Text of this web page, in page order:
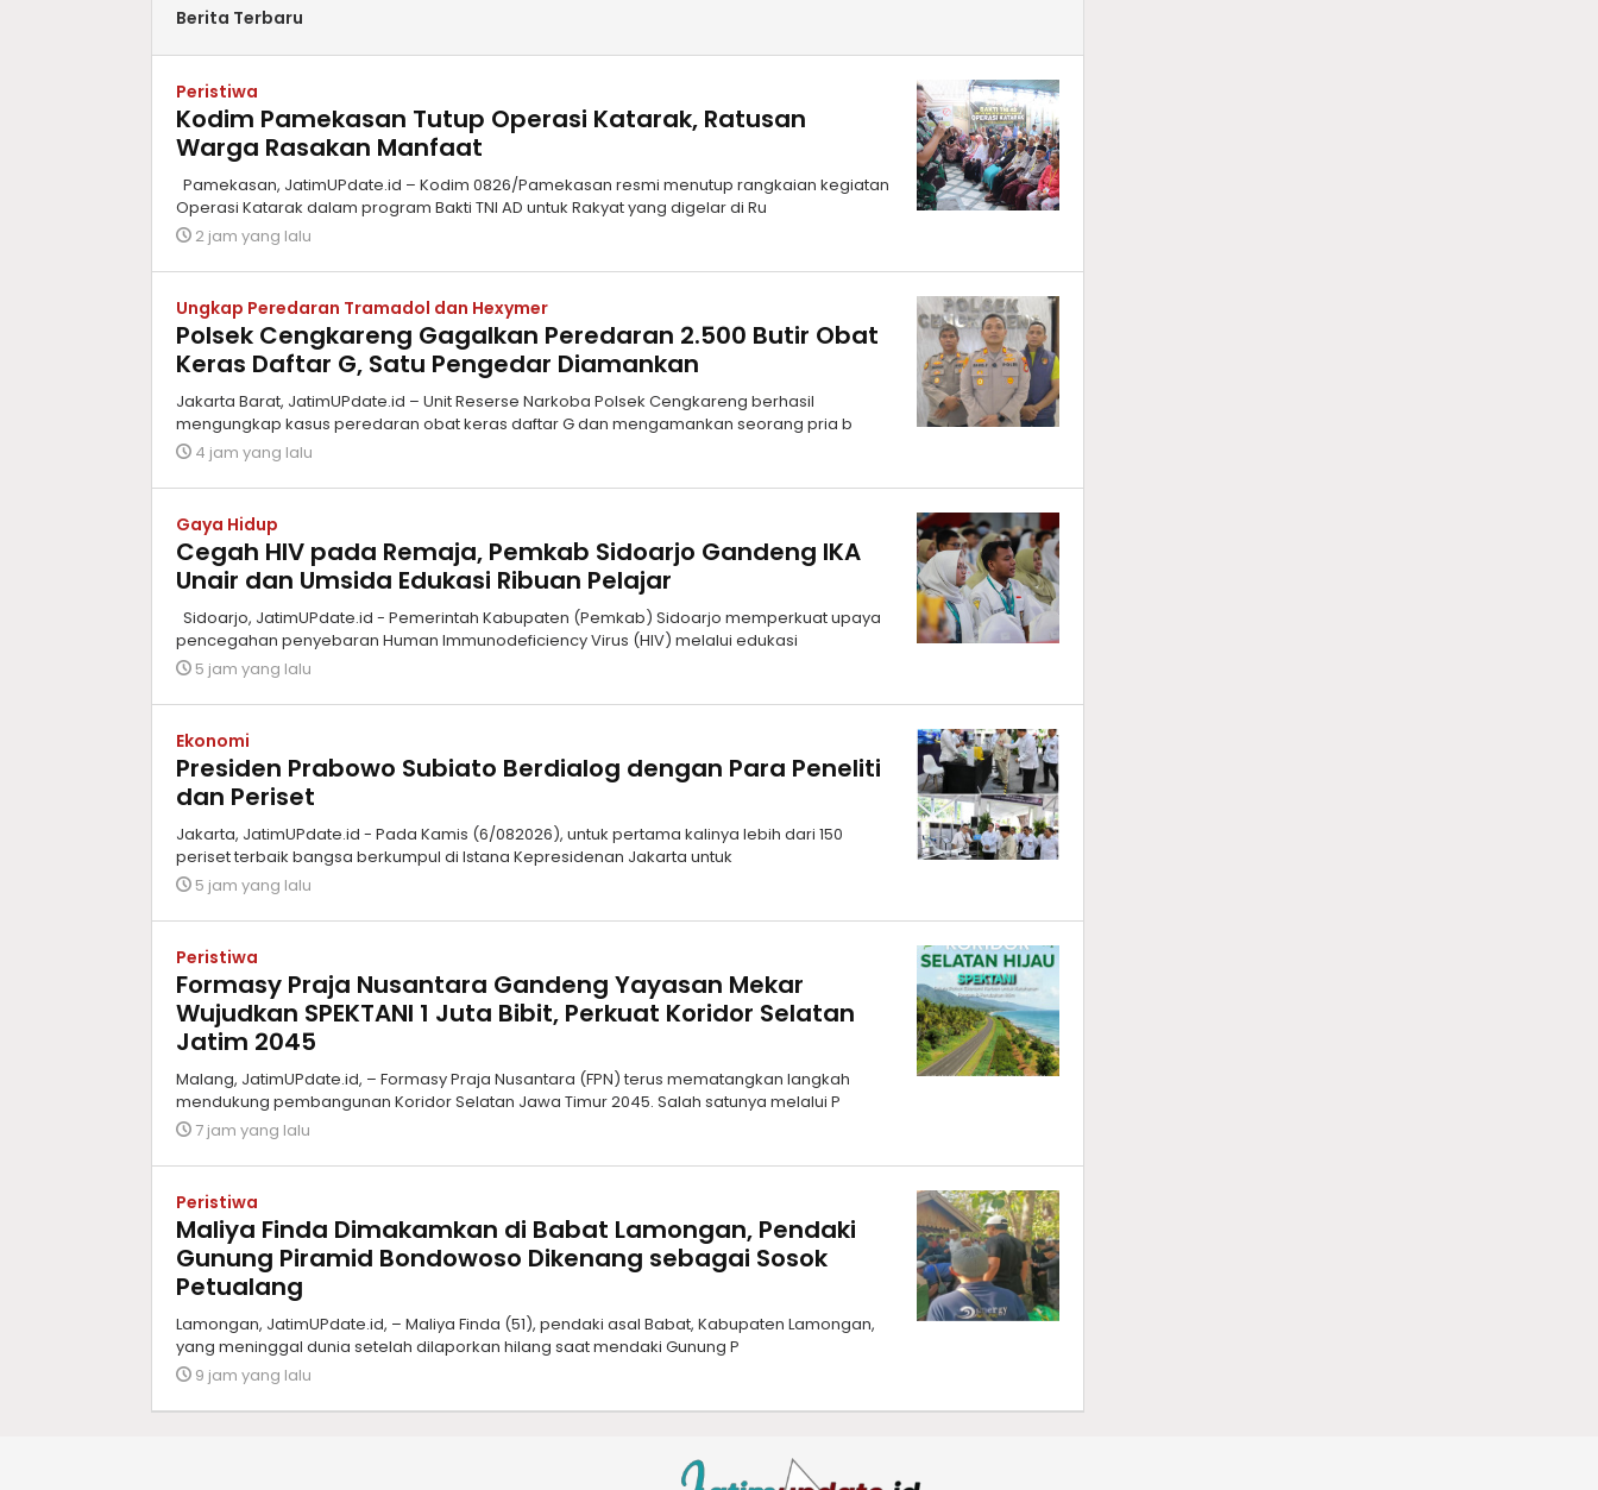
Berita Terbaru
Peristiwa
Kodim Pamekasan Tutup Operasi Katarak, Ratusan
Warga Rasakan Manfaat
Pamekasan, JatimUPdate.id – Kodim 0826/Pamekasan resmi menutup rangkaian kegiatan
Operasi Katarak dalam program Bakti TNI AD untuk Rakyat yang digelar di Ru
2 jam yang lalu
Ungkap Peredaran Tramadol dan Hexymer
Polsek Cengkareng Gagalkan Peredaran 2.500 Butir Obat
Keras Daftar G, Satu Pengedar Diamankan
Jakarta Barat, JatimUPdate.id – Unit Reserse Narkoba Polsek Cengkareng berhasil
mengungkap kasus peredaran obat keras daftar G dan mengamankan seorang pria b
4 jam yang lalu
Gaya Hidup
Cegah HIV pada Remaja, Pemkab Sidoarjo Gandeng IKA
Unair dan Umsida Edukasi Ribuan Pelajar
Sidoarjo, JatimUPdate.id - Pemerintah Kabupaten (Pemkab) Sidoarjo memperkuat upaya
pencegahan penyebaran Human Immunodeficiency Virus (HIV) melalui edukasi
5 jam yang lalu
Ekonomi
Presiden Prabowo Subiato Berdialog dengan Para Peneliti
dan Periset
Jakarta, JatimUPdate.id - Pada Kamis (6/082026), untuk pertama kalinya lebih dari 150
periset terbaik bangsa berkumpul di Istana Kepresidenan Jakarta untuk
5 jam yang lalu
Peristiwa
Formasy Praja Nusantara Gandeng Yayasan Mekar
Wujudkan SPEKTANI 1 Juta Bibit, Perkuat Koridor Selatan
Jatim 2045
Malang, JatimUPdate.id, – Formasy Praja Nusantara (FPN) terus mematangkan langkah
mendukung pembangunan Koridor Selatan Jawa Timur 2045. Salah satunya melalui P
7 jam yang lalu
Peristiwa
Maliya Finda Dimakamkan di Babat Lamongan, Pendaki
Gunung Piramid Bondowoso Dikenang sebagai Sosok
Petualang
Lamongan, JatimUPdate.id, – Maliya Finda (51), pendaki asal Babat, Kabupaten Lamongan,
yang meninggal dunia setelah dilaporkan hilang saat mendaki Gunung P
9 jam yang lalu